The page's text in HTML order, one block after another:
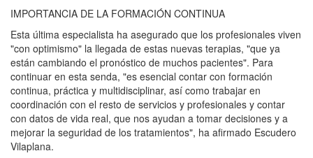
IMPORTANCIA DE LA FORMACIÓN CONTINUA
Esta última especialista ha asegurado que los profesionales viven
"con optimismo" la llegada de estas nuevas terapias, "que ya
están cambiando el pronóstico de muchos pacientes". Para
continuar en esta senda, "es esencial contar con formación
continua, práctica y multidisciplinar, así como trabajar en
coordinación con el resto de servicios y profesionales y contar
con datos de vida real, que nos ayudan a tomar decisiones y a
mejorar la seguridad de los tratamientos", ha afirmado Escudero
Vilaplana.